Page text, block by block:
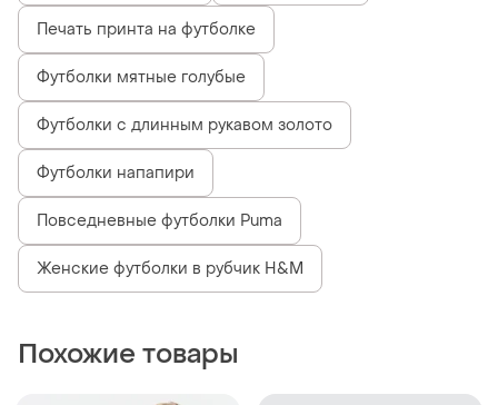
Печать принта на футболке
Футболки мятные голубые
Футболки с длинным рукавом золото
Футболки напапири
Повседневные футболки Puma
Женские футболки в рубчик H&M
Похожие товары